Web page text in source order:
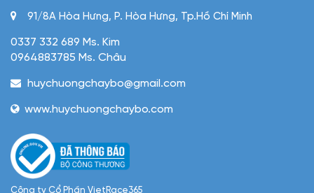
91/8A Hòa Hưng, P. Hòa Hưng, Tp.Hồ Chí Minh
0337 332 689 Ms. Kim
0964883785 Ms. Châu
huychuongchaybo@gmail.com
www.huychuongchaybo.com
Công ty Cổ Phần VietRace365